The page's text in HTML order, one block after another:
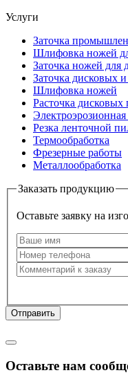
Услуги
Заточка
Шлифовка ножей
Заточка ножей для
Заточка дисковых
Шлифовка ножей
Расточка дисковых
Электроэрозионная
Резка ленточной
Термообработка
Фрезерные работы
Металлообработка
Заказать продукцию
Оставьте заявку на
Отправить
Оставьте нам